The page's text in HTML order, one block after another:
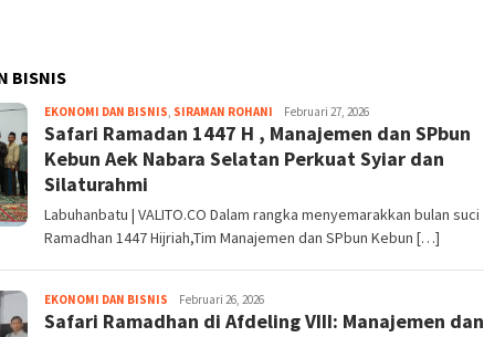
BISNIS
EKONOMI DAN BISNIS, SIRAMAN ROHANI valito.co
Februari 27, 2026
Safari Ramadan 1447 H , Manajemen dan SPbun
Kebun Aek Nabara Selatan Perkuat Syiar dan
Silaturahmi
Labuhanbatu | VALITO.CO Dalam rangka menyemarakkan bulan suci
Ramadhan 1447 Hijriah,Tim Manajemen dan SPbun Kebun […]
EKONOMI DAN BISNIS valito.co
Februari 26, 2026
Safari Ramadhan di Afdeling VIII: Manajemen dan